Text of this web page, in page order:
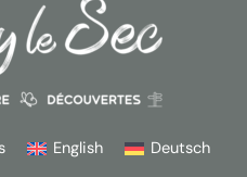
English Deutsch